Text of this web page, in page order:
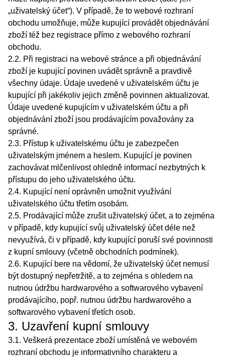
„uživatelský účet“). V případě, že to webové rozhraní
obchodu umožňuje, může kupující provádět objednávání
zboží též bez registrace přímo z webového rozhraní
obchodu.
2.2. Při registraci na webové stránce a při objednávání
zboží je kupující povinen uvádět správně a pravdivě
všechny údaje. Údaje uvedené v uživatelském účtu je
kupující při jakékoliv jejich změně povinnen aktualizovat.
Údaje uvedené kupujícím v uživatelském účtu a při
objednávání zboží jsou prodávajícím považovány za
správné.
2.3. Přístup k uživatelskému účtu je zabezpečen
uživatelským jménem a heslem. Kupující je povinen
zachovávat mlčenlivost ohledně informací nezbytných k
přístupu do jeho uživatelského účtu.
2.4. Kupující není oprávněn umožnit využívání
uživatelského účtu třetím osobám.
2.5. Prodávající může zrušit uživatelský účet, a to zejména
v případě, kdy kupující svůj uživatelský účet déle než
nevyužívá, či v případě, kdy kupující poruší své povinnosti
z kupní smlouvy (včetně obchodních podmínek).
2.6. Kupující bere na vědomí, že uživatelský účet nemusí
být dostupný nepřetržitě, a to zejména s ohledem na
nutnou údržbu hardwarového a softwarového vybavení
prodávajícího, popř. nutnou údržbu hardwarového a
softwarového vybavení třetích osob.
3. Uzavření kupní smlouvy
3.1. Veškerá prezentace zboží umístěná ve webovém
rozhraní obchodu je informativního charakteru a